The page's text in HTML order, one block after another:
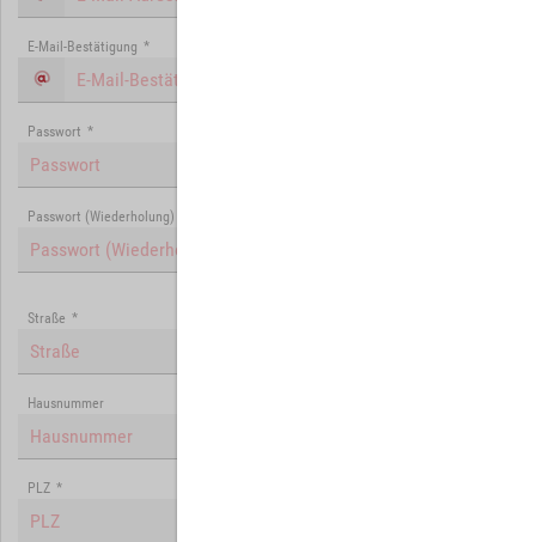
E-Mail-Bestätigung *
Passwort *
Passwort (Wiederholung)
Straße *
Hausnummer
PLZ *